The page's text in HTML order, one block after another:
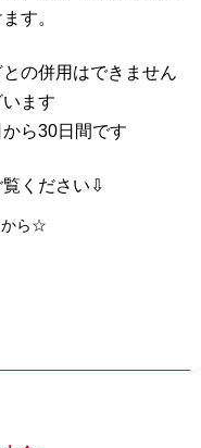
す。
の併用はできません
ます
ら30日間です
ください⇩
から☆